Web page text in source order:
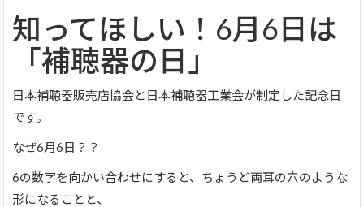
知ってほしい！6月6日は
「補聴器の日」
日本補聴器販売店協会と日本補聴器工業会が制定した記念日
です。
なぜ6月6日？？
6の数字を向かい合わせにすると、ちょうど両耳の穴のような
形になることと、